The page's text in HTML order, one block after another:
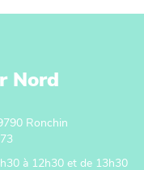
Nord
Ronchin
à 12h30 et de 13h30